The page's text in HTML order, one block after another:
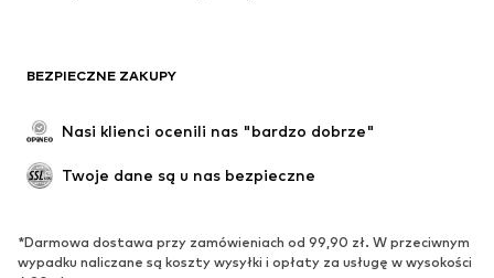
BEZPIECZNE ZAKUPY
Nasi klienci ocenili nas "bardzo dobrze"
Twoje dane są u nas bezpieczne
*Darmowa dostawa przy zamówieniach od 99,90 zł. W przeciwnym
wypadku naliczane są koszty wysyłki i opłaty za usługę w wysokości